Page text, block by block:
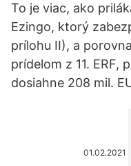
To je viac, ako
Ezingo, ktorý
prílohu II), a
prídelom z 11. ERF,
dosiahne 208 mil.
01.02.2021